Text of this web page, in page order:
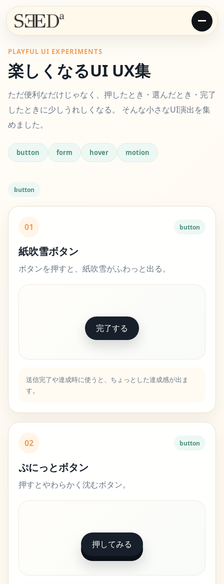
PLAYFUL UI EXPERIMENTS
楽しくなるUI UX集
ただ便利なだけじゃなく、押したとき・選んだとき・完了
したときに少しうれしくなる。 そんな小さなUI演出を集
めました。
button form hover motion
button
01 button
紙吹雪ボタン
ボタンを押すと、紙吹雪がふわっと出る。
完了する
送信完了や達成時に使うと、ちょっとした達成感が出ま
す。
02 button
ぷにっとボタン
押すとやわらかく沈むボタン。
押してみる